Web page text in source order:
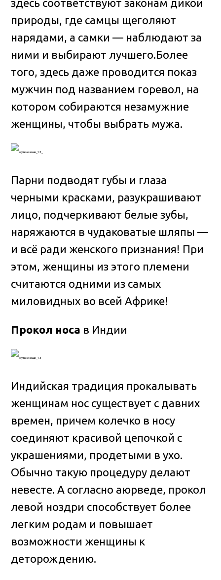
здесь соответствуют законам дикой
природы, где самцы щеголяют
нарядами, а самки — наблюдают за
ними и выбирают лучшего.Более
того, здесь даже проводится показ
мужчин под названием горевол, на
котором собираются незамужние
женщины, чтобы выбрать мужа.
Парни подводят губы и глаза
черными красками, разукрашивают
лицо, подчеркивают белые зубы,
наряжаются в чудаковатые шляпы —
и всё ради женского признания! При
этом, женщины из этого племени
считаются одними из самых
миловидных во всей Африке!
Прокол носа в Индии
Индийская традиция прокалывать
женщинам нос существует с давних
времен, причем колечко в носу
соединяют красивой цепочкой с
украшениями, продетыми в ухо.
Обычно такую процедуру делают
невесте. А согласно аюрведе, прокол
левой ноздри способствует более
легким родам и повышает
возможности женщины к
деторождению.